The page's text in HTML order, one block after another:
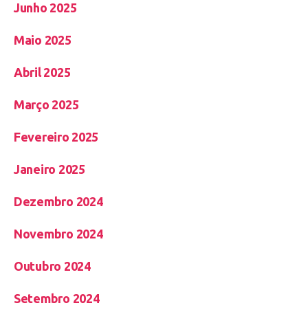
Junho 2025
Maio 2025
Abril 2025
Março 2025
Fevereiro 2025
Janeiro 2025
Dezembro 2024
Novembro 2024
Outubro 2024
Setembro 2024